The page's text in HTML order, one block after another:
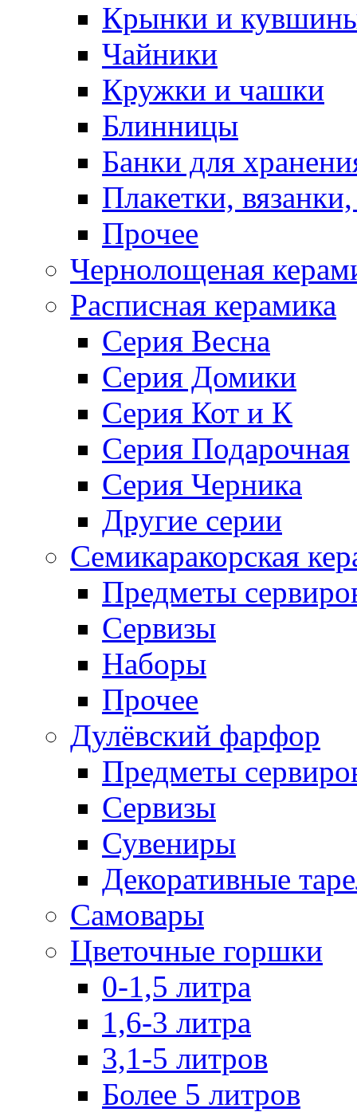
Крынки и
Чайники
Кружки и чашки
Блинницы
Банки для
Плакетки,
Прочее
Чернолощеная
Расписная керамика
Серия Весна
Серия Домики
Серия Кот и К
Серия Подарочная
Серия Черника
Другие серии
Семикаракорская
Предметы
Сервизы
Наборы
Прочее
Дулёвский фарфор
Предметы
Сервизы
Сувениры
Декоративные
Самовары
Цветочные горшки
0-1,5 литра
1,6-3 литра
3,1-5 литров
Более 5 литров